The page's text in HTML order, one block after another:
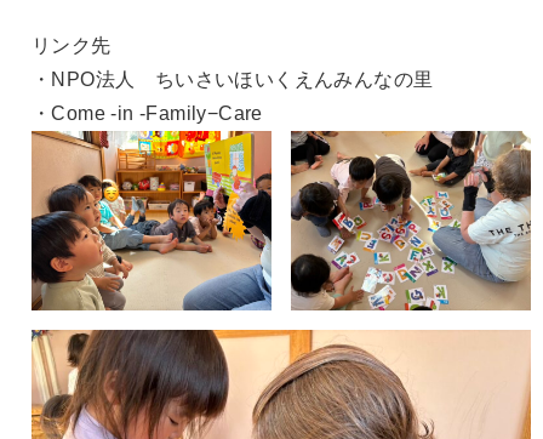
リンク先
・NPO法人 ちいさいほいくえんみんなの里
・Come -in -Family−Care